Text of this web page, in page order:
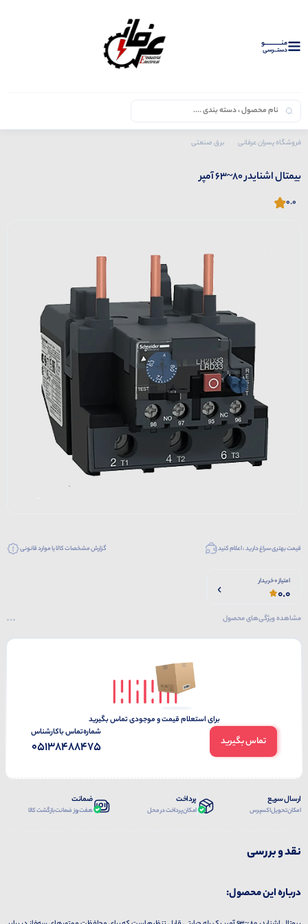
منــــــــــــو
دستــرسی
فروشگاه پسران عرفانی برق صنعتی
بیمتال اشنایدر 80~63 آمپر
0.0
قیمت بهتری سراغ دارید ، اعلام کنید گزارش مشخصات کالا یا موارد قانونی
امتیاز 0 خریدار
0.0
مشاهده ویژگی‌های محصول
برای استعلام قیمت و موجودی تماس بگیرید
تماس بگیرید
شماره‌تماس‌ با‌کارشناس
05138488475
ارسال سریع
امکان تحویل اکسپرس
پرداخت
امکان پرداخت در محل
ضمانت
هفت روز ضمانت بازگشت کالا
نقد و بررسی
درباره این محصول: